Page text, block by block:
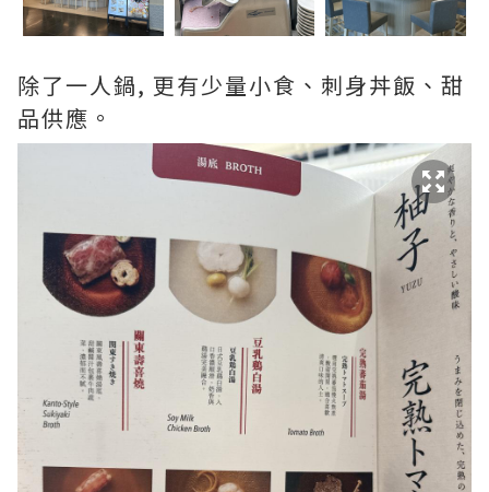
除了一人鍋, 更有少量小食、刺身丼飯、甜
品供應。